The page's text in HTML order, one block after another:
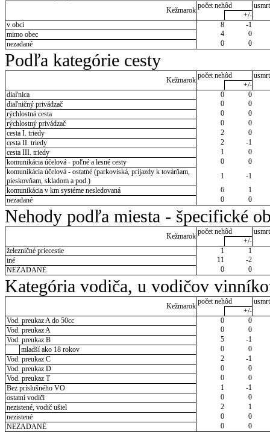
Kežmarok
počet nehôd
+/-
v obci
8
-1
mimo obec
4
0
nezadané
0 0
Podľa kategórie cesty
Kežmarok
počet nehôd
+/-
diaľnica
0
0
diaľničný privádzač
0
0
rýchlostná cesta
0
0
rýchlostný privádzač
0
0
cesta I. triedy
2
0
cesta II. triedy
2
-1
cesta III. triedy
1
0
komunikácia účelová - poľné a lesné cesty
0
0
komunikácia účelová - ostatné (parkoviská, príjazdy k továrňam,
pieskovňam, skladom a pod.)
1
-1
komunikácia v km systéme nesledovaná
6
1
nezadané
0 0
Nehody podľa miesta - špecifické
Kežmarok
počet nehôd
+/-
železničné priecestie
1
1
iné
11
-2
NEZADANÉ
0 0
Kategória vodiča, u vodičov
Kežmarok
počet nehôd
+/-
Vod. preukaz A do 50cc
0
0
Vod. preukaz A
0
0
Vod. preukaz B
5
-1
mladší ako 18 rokov
0
0
Vod. preukaz C
2
-1
Vod. preukaz D
0
0
Vod. preukaz T
0
0
Bez príslušného VO
1
-1
ostatní vodiči
0
0
nezistené, vodič ušiel
2
1
nezistené
0
0
NEZADANÉ
0 0